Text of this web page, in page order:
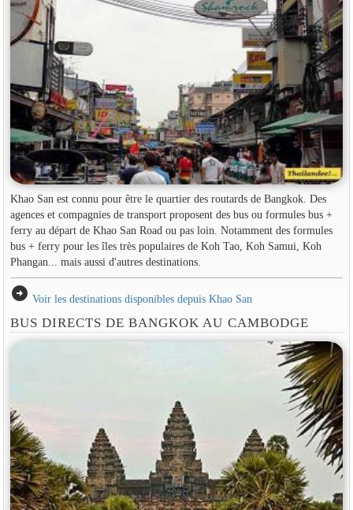
Khao San est connu pour être le quartier des routards de Bangkok. Des
agences et compagnies de transport proposent des bus ou formules bus +
ferry au départ de Khao San Road ou pas loin. Notamment des formules
bus + ferry pour les îles très populaires de Koh Tao, Koh Samui, Koh
Phangan... mais aussi d'autres destinations.
arrow_circle_right Voir les destinations disponibles depuis Khao San
BUS DIRECTS DE BANGKOK AU CAMBODGE